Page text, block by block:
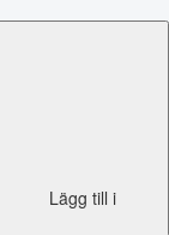
Lägg till i